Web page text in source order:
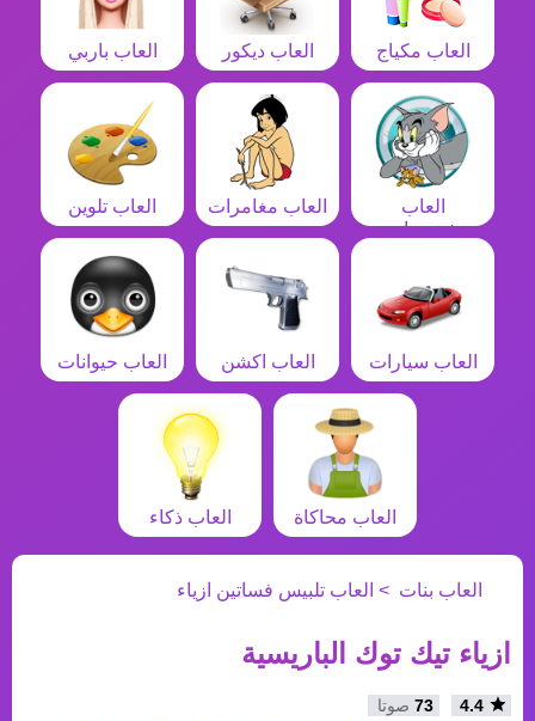
العاب مكياج العاب ديكور العاب باربي
العاب
شخصيات
العاب مغامرات العاب تلوين
العاب سيارات العاب اكشن العاب حيوانات
العاب محاكاة العاب ذكاء
العاب بنات العاب تلبيس فساتين ازياء
ازياء تيك توك الباريسية
73 صوتا